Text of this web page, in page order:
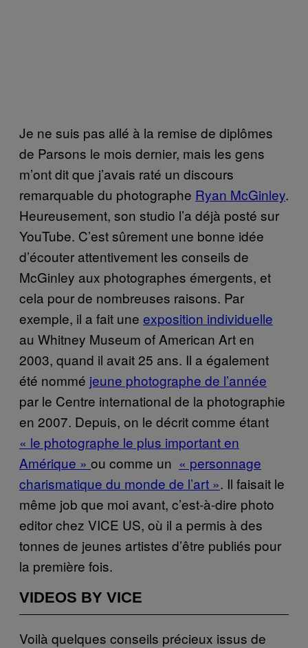
Je ne suis pas allé à la remise de diplômes
de Parsons le mois dernier, mais les gens
m’ont dit que j’avais raté un discours
remarquable du photographe Ryan McGinley.
Heureusement, son studio l’a déjà posté sur
YouTube. C’est sûrement une bonne idée
d’écouter attentivement les conseils de
McGinley aux photographes émergents, et
cela pour de nombreuses raisons. Par
exemple, il a fait une exposition individuelle
au Whitney Museum of American Art en
2003, quand il avait 25 ans. Il a également
été nommé jeune photographe de l’année
par le Centre international de la photographie
en 2007. Depuis, on le décrit comme étant
« le photographe le plus important en
Amérique » ou comme un « personnage
charismatique du monde de l’art ». Il faisait le
même job que moi avant, c’est-à-dire photo
editor chez VICE US, où il a permis à des
tonnes de jeunes artistes d’être publiés pour
la première fois.
VIDEOS BY VICE
Voilà quelques conseils précieux issus de